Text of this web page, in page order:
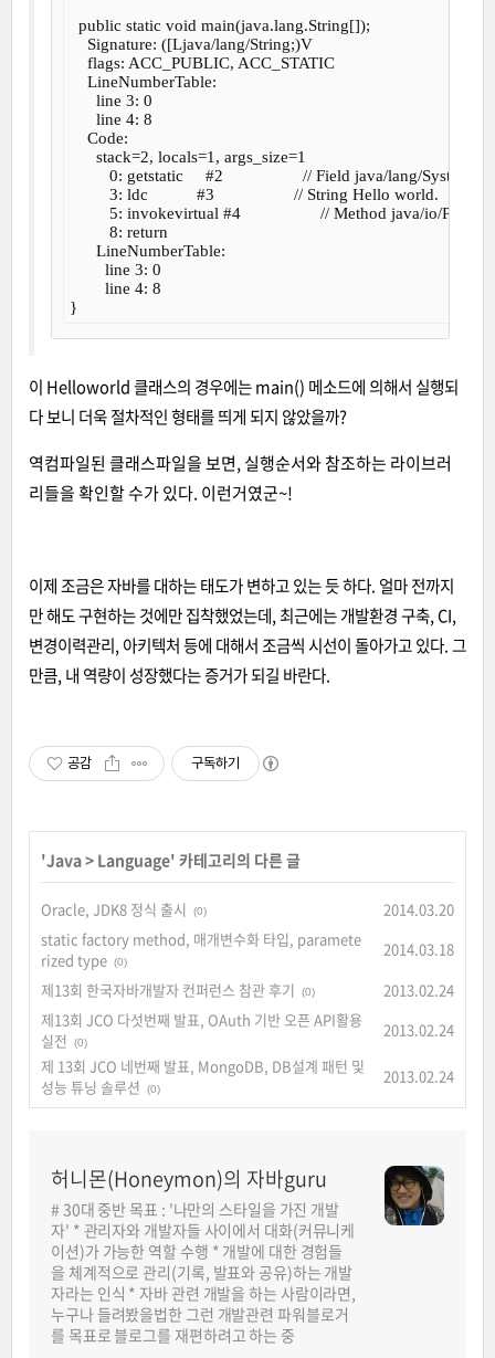
  public static void main(java.lang.String[]);
    Signature: ([Ljava/lang/String;)V
    flags: ACC_PUBLIC, ACC_STATIC
    LineNumberTable:
      line 3: 0
      line 4: 8
    Code:
      stack=2, locals=1, args_size=1
0: getstatic     #2                  // Field java/lang/
         3: ldc           #3                  // String Hello world.
5: invokevirtual #4                  // Method java/io/
         8: return
      LineNumberTable:
        line 3: 0
        line 4: 8
이 Helloworld 클래스의 경우에는 main() 메소드에 의해서 실행되
다 보니 더욱 절차적인 형태를 띄게 되지 않았을까?
역컴파일된 클래스파일을 보면, 실행순서와 참조하는 라이브러
리들을 확인할 수가 있다. 이런거였군~!
이제 조금은 자바를 대하는 태도가 변하고 있는 듯 하다. 얼마 전까지
만 해도 구현하는 것에만 집착했었는데, 최근에는 개발환경 구축, CI,
변경이력관리, 아키텍처 등에 대해서 조금씩 시선이 돌아가고 있다. 그
만큼, 내 역량이 성장했다는 증거가 되길 바란다.
공감 구독하기
'Java> Language' 카테고리의 다른 글
Oracle, JDK8 정식 출시 (0)
2014.03.20
static factory method, 매개변수화 타입, paramete
rized type (0)
2014.03.18
제13회 한국자바개발자 컨퍼런스 참관 후기
(0)
2013.02.24
제13회 JCO 다섯번째 발표, OAuth 기반 오픈 API활용
실전
(0)
2013.02.24
제 13회 JCO 네번째 발표, MongoDB, DB설계 패턴 및
성능 튜닝 솔루션
(0)
2013.02.24
허니몬(Honeymon)의 자바guru
# 30대 중반 목표 : '나만의 스타일을 가진 개발
자' * 관리자와 개발자들 사이에서 대화(커뮤니케
이션)가 가능한 역할 수행 * 개발에 대한 경험들
을 체계적으로 관리(기록, 발표와 공유)하는 개발
자라는 인식 * 자바 관련 개발을 하는 사람이라면,
누구나 들려봤을법한 그런 개발관련 파워블로거
를 목표로 블로그를 재편하려고 하는 중